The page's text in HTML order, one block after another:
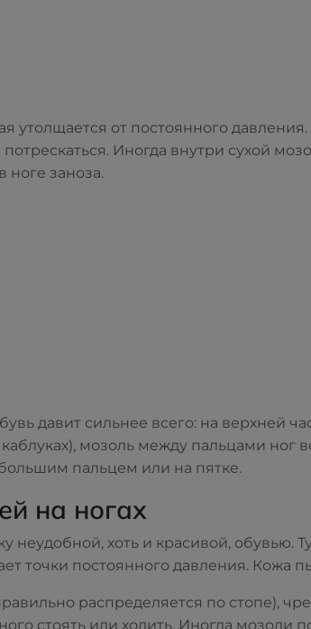
утолщается от постоянного
Иногда внутри сухой
ноге заноза.
давит сильнее всего: на верхней
мозоль между пальцами ног
пальцем или на пятке.
на ногах
неудобной, хоть и красивой, обувью.
точки постоянного давления. Кожа
распределяется по стопе),
стоять или ходить. Иногда мозоли